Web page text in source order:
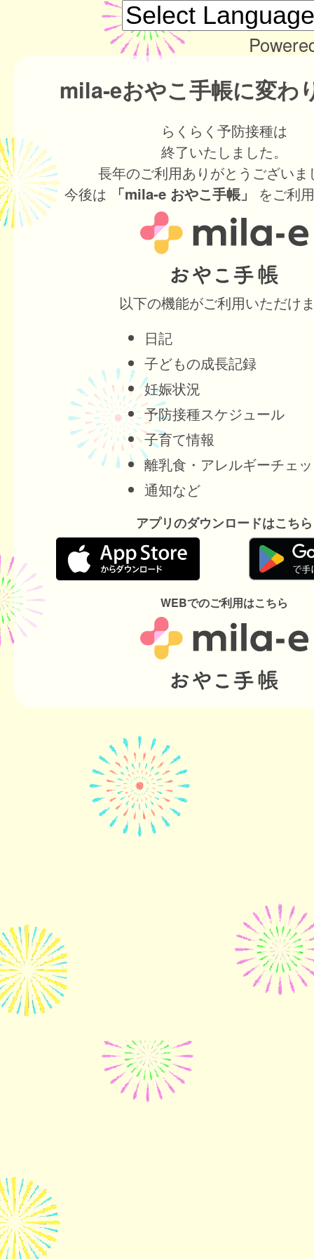
mila-eおやこ手帳に変わ
らくらく予防接種は
終了いたしました。
長年のご利用ありがとうございま
今後は
「mila-e おやこ手帳」 をご利
以下の機能がご利用いただけ
日記
子どもの成長記録
妊娠状況
予防接種スケジュール
子育て情報
離乳食・アレルギーチェ
通知など
アプリのダウンロードはこちら
WEBでのご利用はこちら